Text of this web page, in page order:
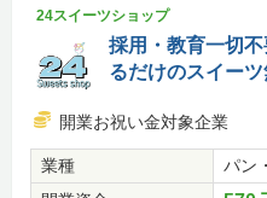
24スイーツショップ
採用・教育一切
るだけのスイーツ
開業お祝い金対象企業
業種
パン